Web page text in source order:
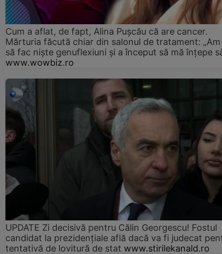
Cum a aflat, de fapt, Alina Pușcău că are cancer.
Mărturia făcută chiar din salonul de tratament:
să fac niște genuflexiuni și a început să mă înțepe
www.wowbiz.ro
UPDATE Zi decisivă pentru Călin Georgescu! Fostul
candidat la prezidențiale află dacă va fi judecat
tentativă de lovitură de stat www.stirilekanald.ro